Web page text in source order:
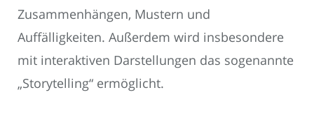
Zusammenhängen, Mustern und
Auffälligkeiten. Außerdem wird insbesondere
mit interaktiven Darstellungen das sogenannte
„Storytelling“ ermöglicht.